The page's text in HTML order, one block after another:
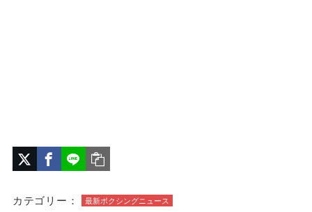
カテゴリー： 最新ボクシングニュース